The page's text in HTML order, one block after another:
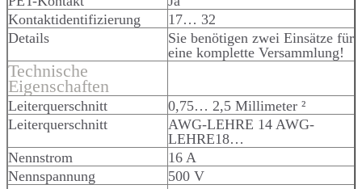
Kontaktidentifizierung
17… 32
Details
Sie benötigen zwei Einsätze für
eine komplette Versammlung!
Technische
Eigenschaften
Leiterquerschnitt
0,75… 2,5 Millimeter ²
Leiterquerschnitt
AWG-LEHRE 14 AWG-
LEHRE18…
Nennstrom
16 A
Nennspannung
500 V